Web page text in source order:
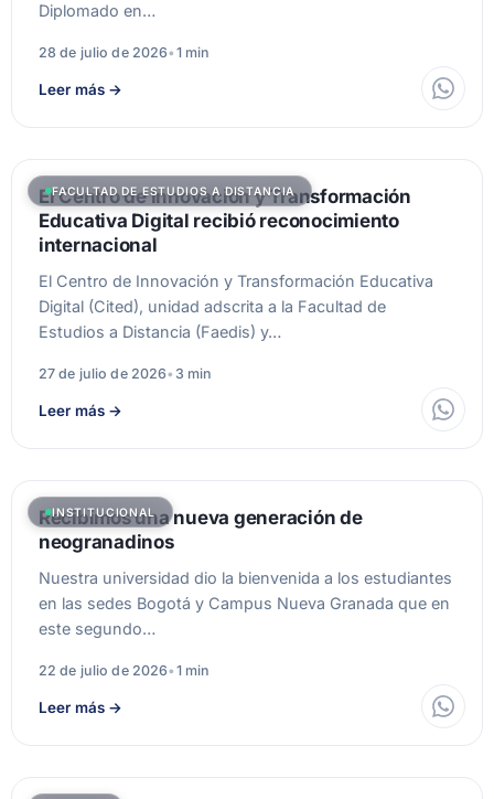
Diplomado en…
28 de julio de 2026• 1 min
Leer más →
FACULTAD DE ESTUDIOS A DISTANCIA
El Centro de Innovación y Transformación
Educativa Digital recibió reconocimiento
internacional
El Centro de Innovación y Transformación Educativa
Digital (Cited), unidad adscrita a la Facultad de
Estudios a Distancia (Faedis) y…
27 de julio de 2026• 3 min
Leer más →
INSTITUCIONAL
Recibimos una nueva generación de
neogranadinos
Nuestra universidad dio la bienvenida a los estudiantes
en las sedes Bogotá y Campus Nueva Granada que en
este segundo…
22 de julio de 2026• 1 min
Leer más →